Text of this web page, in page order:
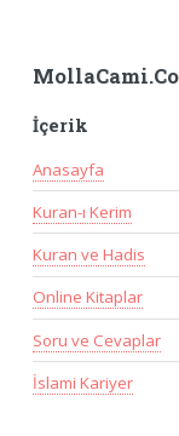
İçerik
Anasayfa
Kuran-ı Kerim
Kuran ve Hadis
Online Kitaplar
Soru ve Cevaplar
İslami Kariyer